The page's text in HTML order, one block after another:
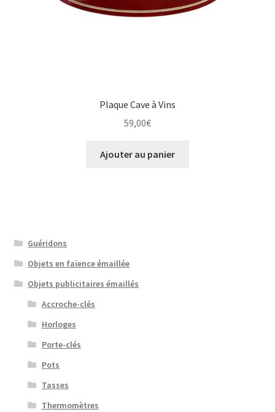
Plaque Cave à Vins
59,00€
Ajouter au panier
Guéridons
Objets en faïence émaillée
Objets publicitaires émaillés
Accroche-clés
Horloges
Porte-clés
Pots
Tasses
Thermomètres